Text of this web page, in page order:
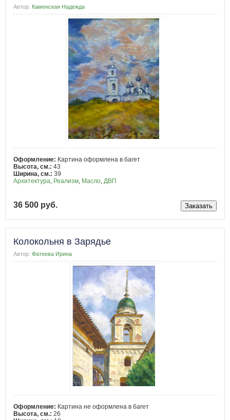
Автор: Каменская Надежда
Оформление: Картина оформлена в багет
Высота, см.: 43
Ширина, см.: 39
Архитектура Реализм Масло ДВП
36 500 руб.
Колокольня в Зарядье
Автор: Фатеева Ирина
Оформление: Картина не оформлена в багет
Высота, см.: 26